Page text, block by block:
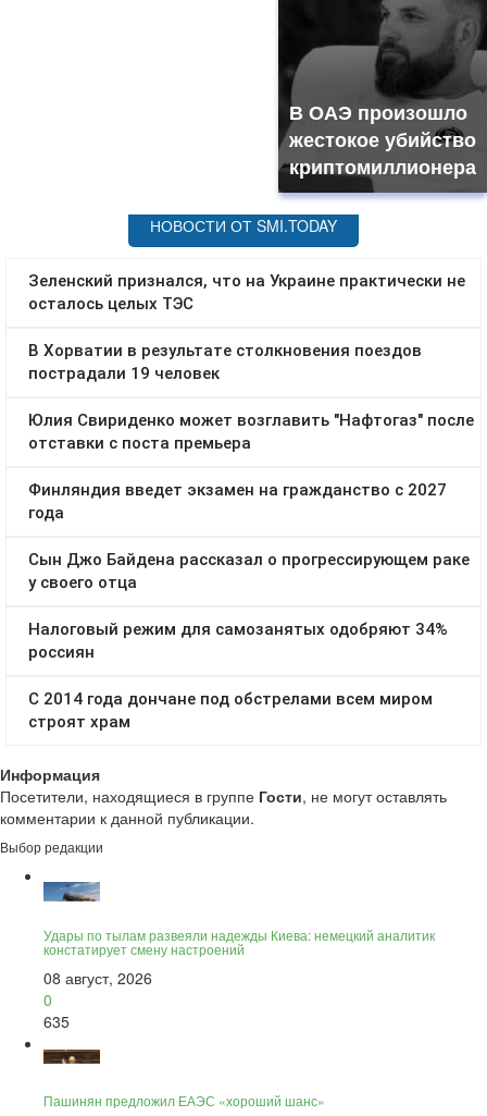
В ОАЭ произошло
жестокое убийство
криптомиллионера
Информация
Посетители, находящиеся в группе Гости, не могут оставлять
комментарии к данной публикации.
Выбор редакции
Удары по тылам развеяли надежды Киева: немецкий аналитик
констатирует смену настроений
08 август, 2026
0
635
Пашинян предложил ЕАЭС «хороший шанс»